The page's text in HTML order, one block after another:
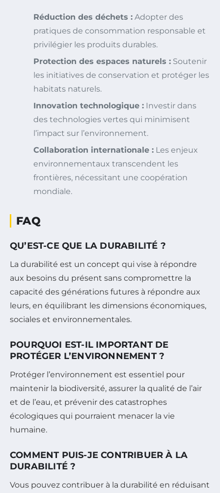
Réduction des déchets : Adopter des
pratiques de consommation responsable et
privilégier les produits durables.
Protection des espaces naturels : Soutenir
les initiatives de conservation et protéger les
habitats naturels.
Innovation technologique : Investir dans
des technologies vertes qui minimisent
l’impact sur l’environnement.
Collaboration internationale : Les enjeux
environnementaux transcendent les
frontières, nécessitant une coopération
mondiale.
FAQ
QU’EST-CE QUE LA DURABILITÉ ?
La durabilité est un concept qui vise à répondre
aux besoins du présent sans compromettre la
capacité des générations futures à répondre aux
leurs, en équilibrant les dimensions économiques,
sociales et environnementales.
POURQUOI EST-IL IMPORTANT DE
PROTÉGER L’ENVIRONNEMENT ?
Protéger l’environnement est essentiel pour
maintenir la biodiversité, assurer la qualité de l’air
et de l’eau, et prévenir des catastrophes
écologiques qui pourraient menacer la vie
humaine.
COMMENT PUIS-JE CONTRIBUER À LA
DURABILITÉ ?
Vous pouvez contribuer à la durabilité en réduisant